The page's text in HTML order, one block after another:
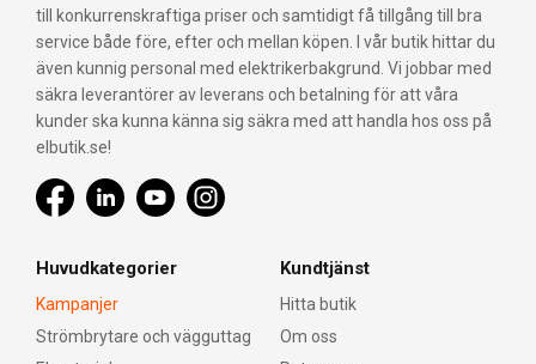
till konkurrenskraftiga priser och samtidigt få tillgång till bra
service både före, efter och mellan köpen. I vår butik hittar du
även kunnig personal med elektrikerbakgrund. Vi jobbar med
säkra leverantörer av leverans och betalning för att våra
kunder ska kunna känna sig säkra med att handla hos oss på
elbutik.se!
Huvudkategorier
Kampanjer
Strömbrytare och vägguttag
Kundtjänst
Hitta butik
Om oss